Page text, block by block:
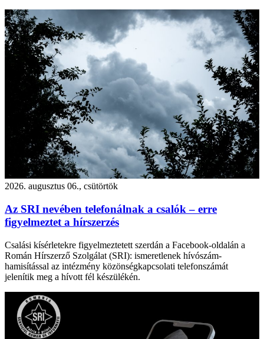
2026. augusztus 06., csütörtök
Az SRI nevében telefonálnak a csalók – erre
figyelmeztet a hírszerzés
Csalási kísérletekre figyelmeztetett szerdán a Facebook-oldalán a
Román Hírszerző Szolgálat (SRI): ismeretlenek hívószám-
hamisítással az intézmény közönségkapcsolati telefonszámát
jelenítik meg a hívott fél készülékén.